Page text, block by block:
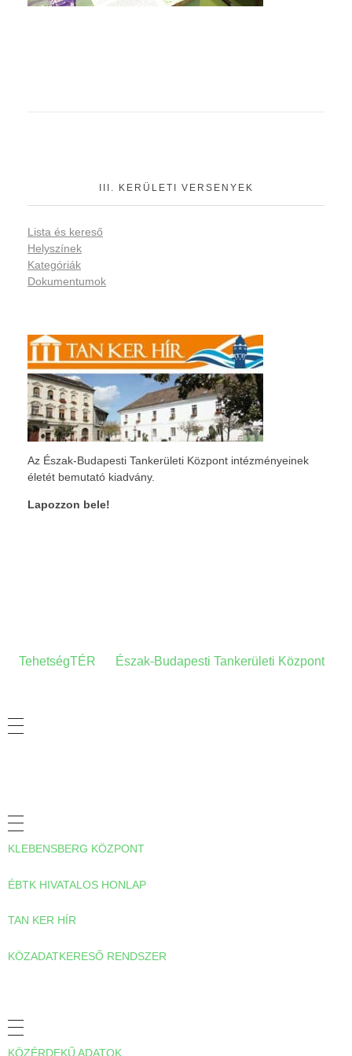
III. KERÜLETI VERSENYEK
Lista és kereső
Helyszínek
Kategóriák
Dokumentumok
Az Észak-Budapesti Tankerületi Központ intézményeinek
életét bemutató kiadvány.
Lapozzon bele!
TehetségTÉR
Észak-Budapesti Tankerületi Központ
KLEBENSBERG KÖZPONT
ÉBTK HIVATALOS HONLAP
TAN KER HÍR
KÖZADATKERESŐ RENDSZER
KÖZÉRDEKŰ ADATOK